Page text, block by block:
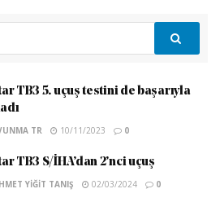
TB3 5. uçuş testini de başarıyla
TR 10/11/2023 0
TB3 S/İHA’dan 2’nci uçuş
YIĞIT TANIŞ 02/03/2024 0